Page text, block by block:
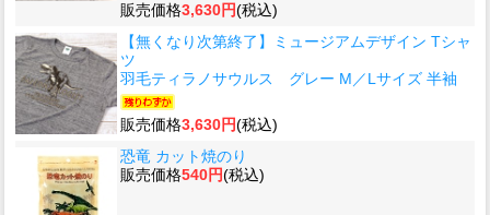
販売価格3,630円(税込)
【無くなり次第終了】ミュージアムデザイン Tシャ
ツ
羽毛ティラノサウルス グレー M／Lサイズ 半袖
販売価格3,630円(税込)
恐竜 カット焼のり
販売価格540円(税込)